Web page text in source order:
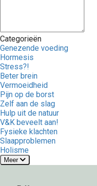
Categorieën
Genezende voeding
Hormesis
Stress?!
Beter brein
Vermoeidheid
Pijn op de borst
Zelf aan de slag
Hulp uit de natuur
V&K beveelt aan!
Fysieke klachten
Slaapproblemen
Holisme
Meer